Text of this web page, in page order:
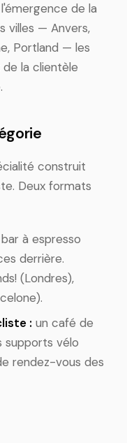
de la
villes — Anvers,
Portland — les
la clientèle
construit
Deux formats
bar à espresso
derrière.
(Londres),
: un café de
supports vélo
rendez-vous des